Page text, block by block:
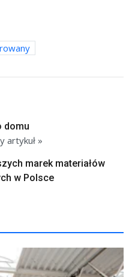
domu
artykuł »
marek materiałów
w Polsce